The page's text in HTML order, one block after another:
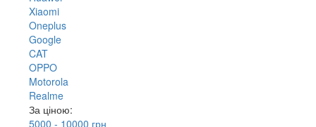
Xiaomi
Oneplus
Google
CAT
OPPO
Motorola
Realme
За ціною:
5000 - 10000 грн